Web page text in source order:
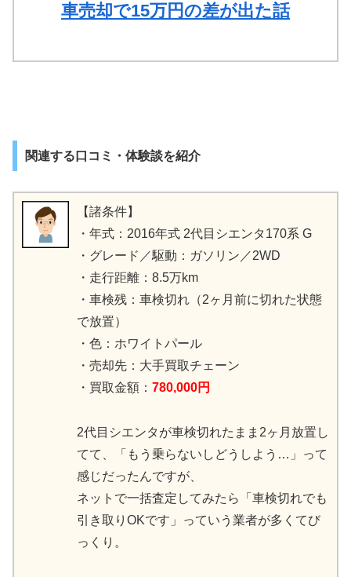
車売却で15万円の差が出た話
関連する口コミ・体験談を紹介
【諸条件】
・年式：2016年式 2代目シエンタ170系 G
・グレード／駆動：ガソリン／2WD
・走行距離：8.5万km
・車検残：車検切れ（2ヶ月前に切れた状態
で放置）
・色：ホワイトパール
・売却先：大手買取チェーン
・買取金額： 780,000円
2代目シエンタが車検切れたまま2ヶ月放置し
てて、「もう乗らないしどうしよう…」って
感じだったんですが、
ネットで一括査定してみたら「車検切れでも
引き取りOKです」っていう業者が多くてび
っくり。